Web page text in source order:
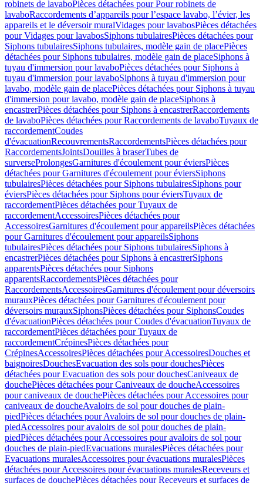
robinets de lavaboPièces détachées pour Pour robinets de
lavaboRaccordements d’appareils pour l’espace lavabo, l’évier, les
appareils et le déversoir muralVidages pour lavabosPièces détachées
pour Vidages pour lavabosSiphons tubulairesPièces détachées pour
Siphons tubulairesSiphons tubulaires, modèle gain de placePièces
détachées pour Siphons tubulaires, modèle gain de placeSiphons à
tuyau d'immersion pour lavaboPièces détachées pour Siphons à
tuyau d'immersion pour lavaboSiphons à tuyau d'immersion pour
lavabo, modèle gain de placePièces détachées pour Siphons à tuyau
d'immersion pour lavabo, modèle gain de placeSiphons à
encastrerPièces détachées pour Siphons à encastrerRaccordements
de lavaboPièces détachées pour Raccordements de lavaboTuyaux de
raccordementCoudes
d'évacuationRecouvrementsRaccordementsPièces détachées pour
RaccordementsJointsDouilles à braserTubes de
surverseProlongesGarnitures d'écoulement pour éviersPièces
détachées pour Garnitures d'écoulement pour éviersSiphons
tubulairesPièces détachées pour Siphons tubulairesSiphons pour
éviersPièces détachées pour Siphons pour éviersTuyaux de
raccordementPièces détachées pour Tuyaux de
raccordementAccessoiresPièces détachées pour
AccessoiresGarnitures d'écoulement pour appareilsPièces détachées
pour Garnitures d'écoulement pour appareilsSiphons
tubulairesPièces détachées pour Siphons tubulairesSiphons à
encastrerPièces détachées pour Siphons à encastrerSiphons
apparentsPièces détachées pour Siphons
apparentsRaccordementsPièces détachées pour
RaccordementsAccessoiresGarnitures d'écoulement pour déversoirs
murauxPièces détachées pour Garnitures d'écoulement pour
déversoirs murauxSiphonsPièces détachées pour SiphonsCoudes
d'évacuationPièces détachées pour Coudes d'évacuationTuyaux de
raccordementPièces détachées pour Tuyaux de
raccordementCrépinesPièces détachées pour
CrépinesAccessoiresPièces détachées pour AccessoiresDouches et
baignoiresDouchesEvacuation des sols pour douchesPièces
détachées pour Evacuation des sols pour douchesCaniveaux de
douchePièces détachées pour Caniveaux de doucheAccessoires
pour caniveaux de douchePièces détachées pour Accessoires pour
caniveaux de doucheAvaloirs de sol pour douches de plain-
piedPièces détachées pour Avaloirs de sol pour douches de plain-
piedAccessoires pour avaloirs de sol pour douches de plain-
piedPièces détachées pour Accessoires pour avaloirs de sol pour
douches de plain-piedEvacuations muralesPièces détachées pour
Evacuations muralesAccessoires pour évacuations muralesPièces
détachées pour Accessoires pour évacuations muralesReceveurs et
surfaces de douchePièces détachées pour Receveurs et surfaces de